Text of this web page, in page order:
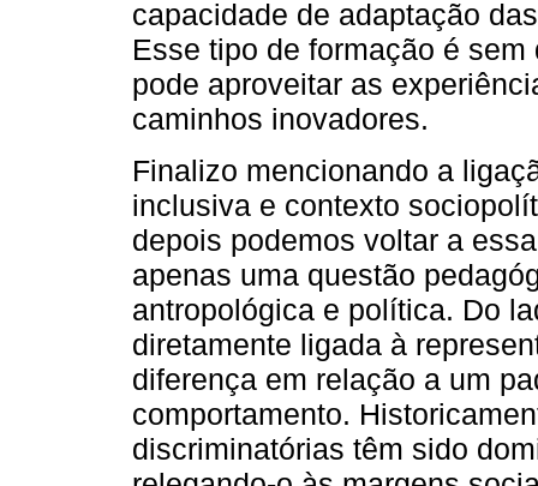
capacidade de adaptação
Esse tipo de formação é
pode aproveitar as
caminhos inovadores.
Finalizo mencionando a
inclusiva e contexto
depois podemos voltar a
apenas uma questão
antropológica e política. Do
diretamente ligada à
diferença em relação a um
comportamento.
discriminatórias têm sido